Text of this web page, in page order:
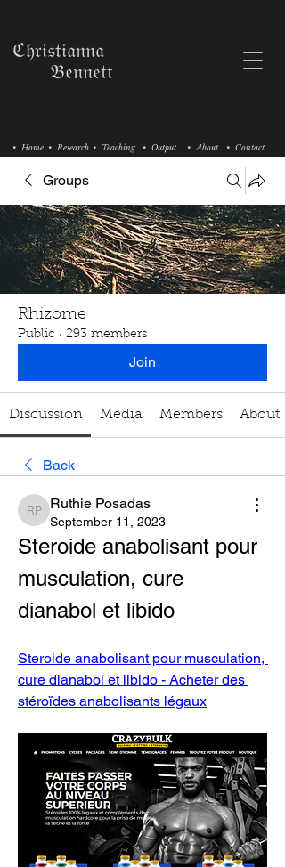
• Research • Teaching
• Home • Output • About • Contact
ℭ𝔥𝔯𝔦𝔰𝔱𝔦𝔞𝔫𝔫𝔞
𝔅𝔢𝔫𝔫𝔢𝔱𝔱
Groups
Rhizome
Public · 293 members
Join
Discussion Media Members About
Back
Ruthie Posadas
Ruthie Posadas
September 11, 2023
Steroide anabolisant pour
musculation, cure
dianabol et libido
Steroide anabolisant pour musculation,
cure dianabol et libido - Acheter des
stéroïdes anabolisants légaux